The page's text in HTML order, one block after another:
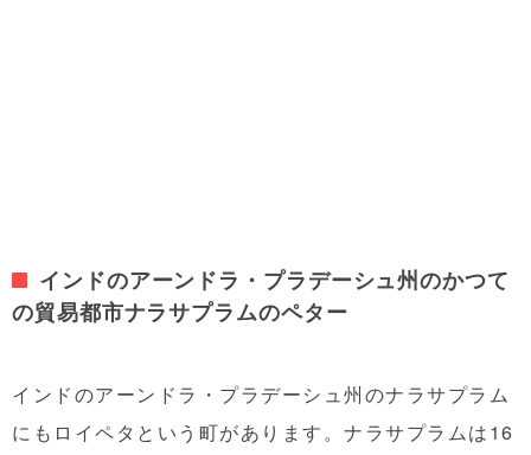
インドのアーンドラ・プラデーシュ州のかつて
の貿易都市ナラサプラムのペター
インドのアーンドラ・プラデーシュ州のナラサプラム
にもロイペタという町があります。ナラサプラムは16